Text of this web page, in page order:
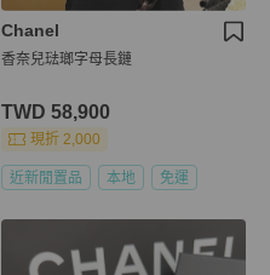
Chanel
香奈兒琺瑯字母長鏈
TWD 58,900
現折 2,000
近新閒置品 本地 免運